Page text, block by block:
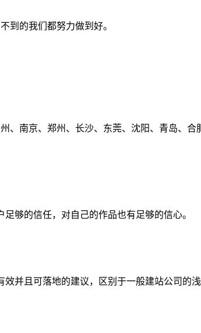
到的我们都努力做到好。
南京、郑州、长沙、东莞、沈阳、青岛、合
够的信任，对自己的作品也有足够的信心。
并且可落地的建议，区别于一般建站公司的